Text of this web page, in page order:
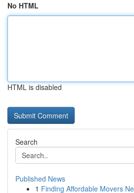
No HTML
HTML is disabled
Search
Published News
1 Finding Affordable Movers